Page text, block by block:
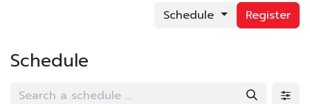
Schedule Register
Schedule